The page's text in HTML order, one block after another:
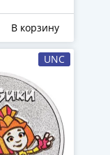
В корзину
UNC